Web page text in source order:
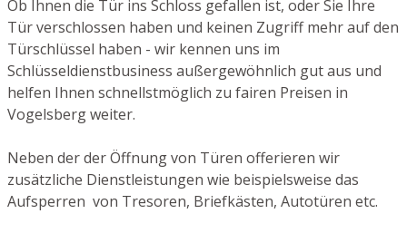
Ob Ihnen die Tür ins Schloss gefallen ist, oder Sie Ihre
Tür verschlossen haben und keinen Zugriff mehr auf den
Türschlüssel haben - wir kennen uns im
Schlüsseldienstbusiness außergewöhnlich gut aus und
helfen Ihnen schnellstmöglich zu fairen Preisen in
Vogelsberg weiter.
Neben der der Öffnung von Türen offerieren wir
zusätzliche Dienstleistungen wie beispielsweise das
Aufsperren von Tresoren, Briefkästen, Autotüren etc.